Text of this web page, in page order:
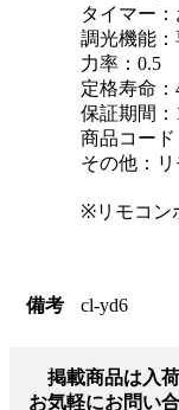
タイマー：
調光機能
力率：0.5
定格寿命：
保証期間：
商品コー
その他：
※リモコン
備考 cl-yd6
掲載商品は入
お気軽にお問い